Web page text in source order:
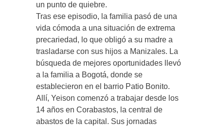
un punto de quiebre.
Tras ese episodio, la familia pasó de una
vida cómoda a una situación de extrema
precariedad, lo que obligó a su madre a
trasladarse con sus hijos a Manizales. La
búsqueda de mejores oportunidades llevó
a la familia a Bogotá, donde se
establecieron en el barrio Patio Bonito.
Allí, Yeison comenzó a trabajar desde los
14 años en Corabastos, la central de
abastos de la capital. Sus jornadas